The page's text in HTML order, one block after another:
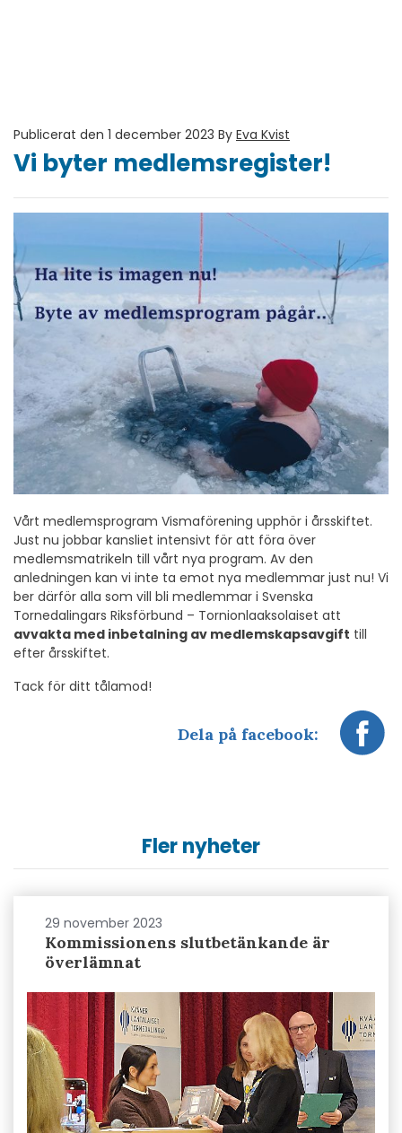
Publicerat den 1 december 2023 By Eva Kvist
Vi byter medlemsregister!
Vårt medlemsprogram Vismaförening upphör i årsskiftet.
Just nu jobbar kansliet intensivt för att föra över
medlemsmatrikeln till vårt nya program. Av den
anledningen kan vi inte ta emot nya medlemmar just nu! Vi
ber därför alla som vill bli medlemmar i Svenska
Tornedalingars Riksförbund – Tornionlaaksolaiset att
avvakta med inbetalning av medlemskapsavgift till
efter årsskiftet.
Tack för ditt tålamod!
Dela på facebook:
Fler nyheter
29 november 2023
Kommissionens slutbetänkande är
överlämnat